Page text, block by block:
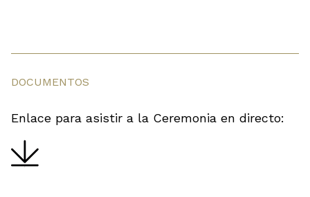
DOCUMENTOS
Enlace para asistir a la Ceremonia en directo: